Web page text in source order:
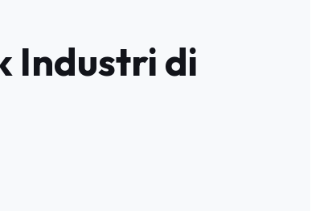
Industri di